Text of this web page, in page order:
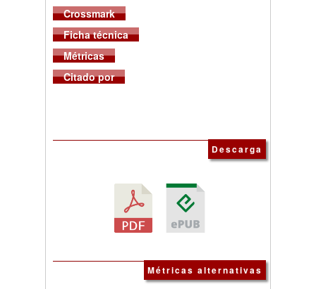
Crossmark
Ficha técnica
Métricas
Citado por
Descarga
Métricas alternativas